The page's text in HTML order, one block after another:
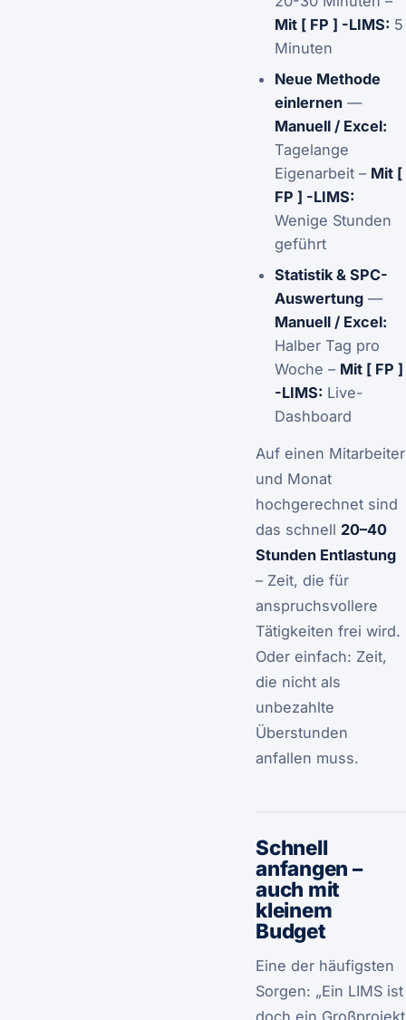
Mit [ FP ] -LIMS: 5
Minuten
Neue Methode
einlernen—
Manuell / Excel:
Tagelange
Eigenarbeit – Mit [
FP ] -LIMS:
Wenige Stunden
geführt
Statistik & SPC-
Auswertung—
Manuell / Excel:
Halber Tag pro
Woche – Mit [ FP ]
-LIMS: Live-
Dashboard
Auf einen Mitarbeiter
und Monat
hochgerechnet sind
das schnell 20–40
Stunden Entlastung
– Zeit, die für
anspruchsvollere
Tätigkeiten frei wird.
Oder einfach: Zeit,
die nicht als
unbezahlte
Überstunden
anfallen muss.
Schnell
anfangen –
auch mit
kleinem
Budget
Eine der häufigsten
Sorgen: „Ein LIMS ist
doch ein Großprojekt